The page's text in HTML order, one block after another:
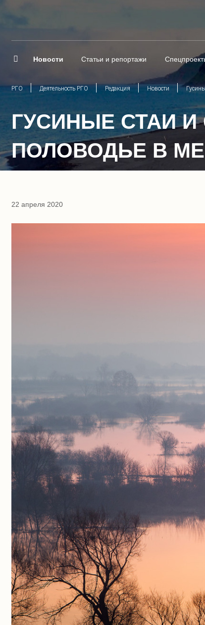
Новости Статьи и репортажи
РГО Деятельность РГО Редакция Новости
ГУСИНЫЕ СТАИ
ПОЛОВОДЬЕ В
22 апреля 2020